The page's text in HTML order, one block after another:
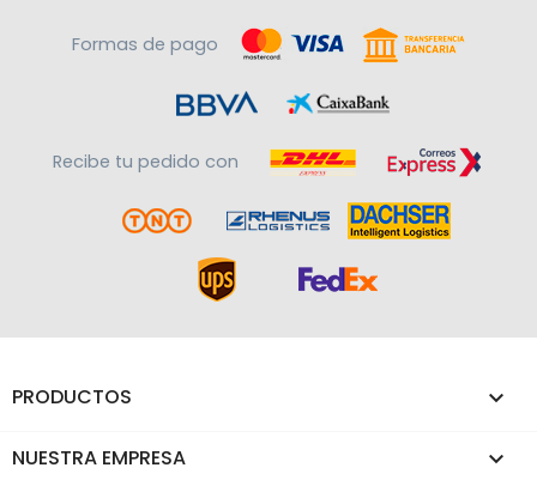
Formas de pago
Recibe tu pedido con
PRODUCTOS 
NUESTRA EMPRESA 